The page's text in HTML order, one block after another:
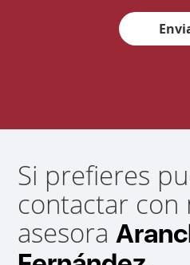
Si prefieres
contactar con
asesora